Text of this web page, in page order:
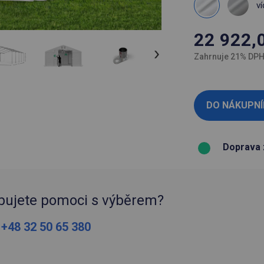
22
Zahrnuje 21% DPH
Doprava
pomoci s výběrem?
+48 32 50 65 380